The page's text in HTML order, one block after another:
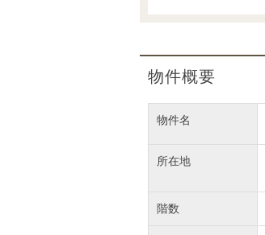
物件概要
物件名
所在地
階数